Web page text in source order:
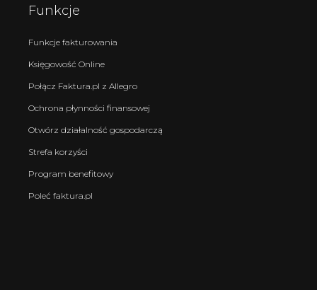
Funkcje
Funkcje fakturowania
Księgowość Online
Połącz Faktura.pl z Allegro
Ochrona płynności finansowej
Otwórz działalność gospodarczą
Strefa korzyści
Program benefitowy
Poleć faktura.pl